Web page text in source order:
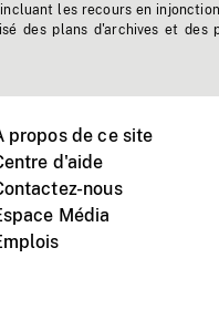
les recours en
des plans d'archives et des
propos de ce site
d'aide
nous
Média